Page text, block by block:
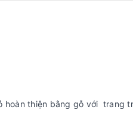
thiện bằng gỗ với trang